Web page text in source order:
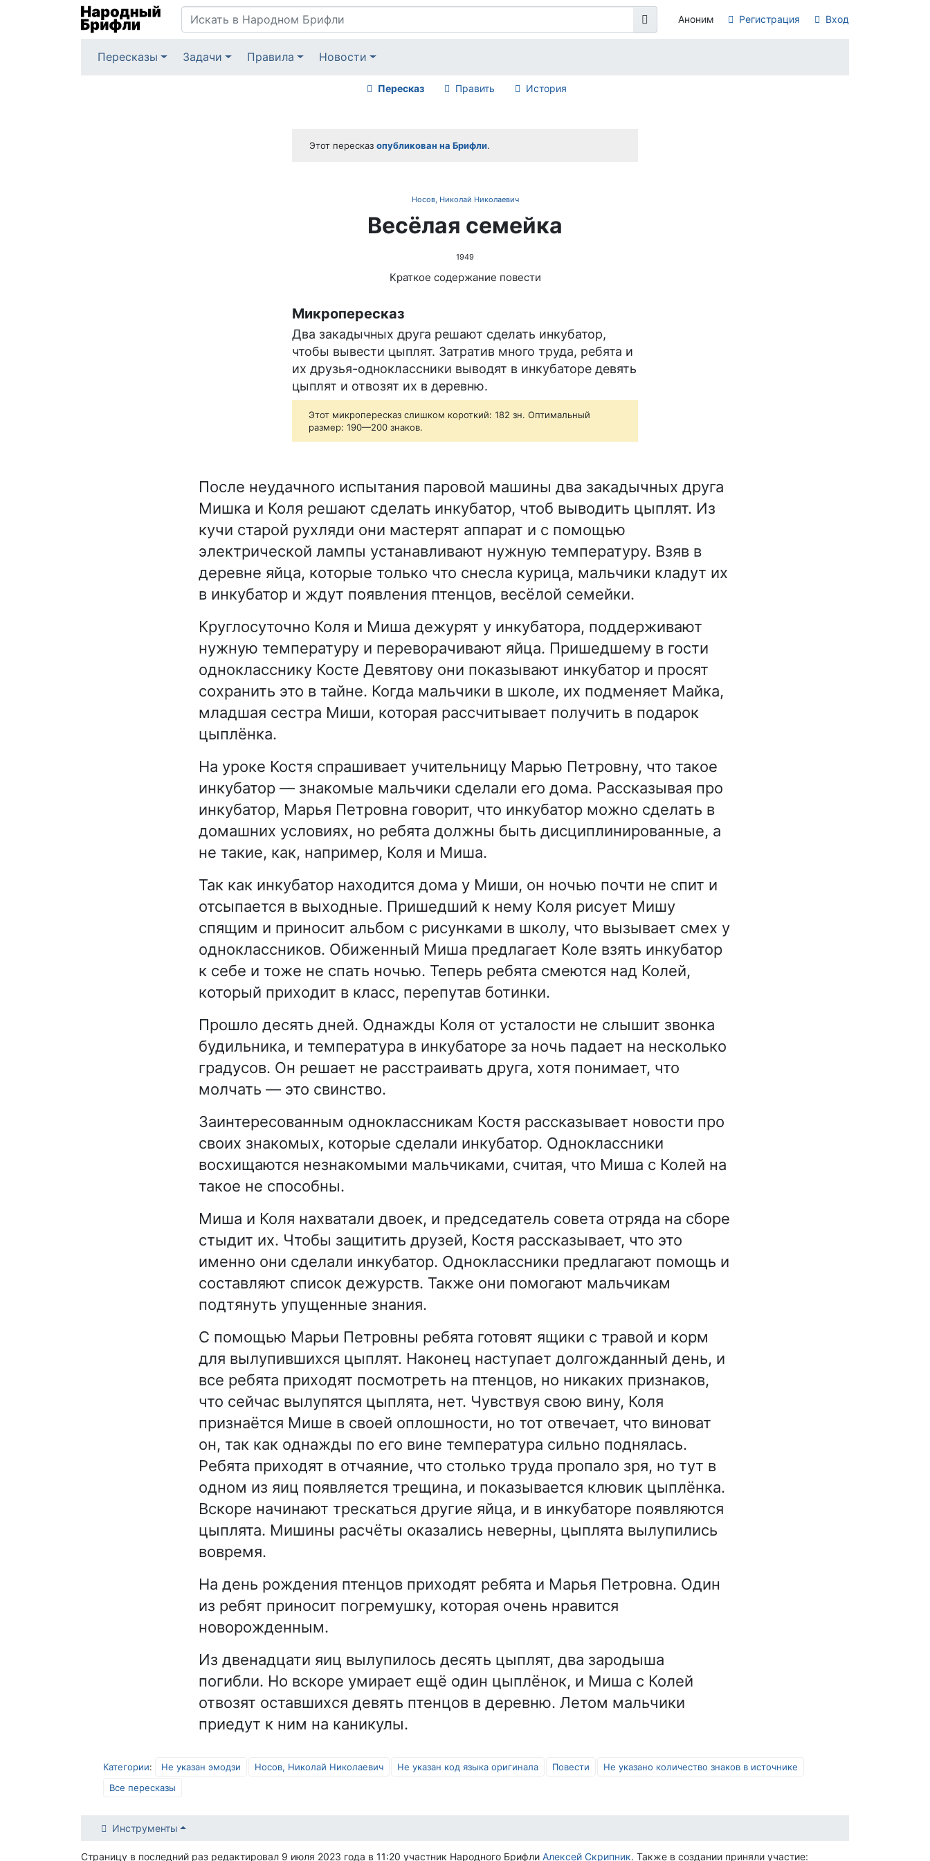
Аноним Регистрация Вход
Пересказы Задачи Правила Новости
Пересказ Править История
Этот пересказ опубликован на Брифли.
Носов, Николай Николаевич
Весёлая семейка
1949
Краткое содержание повести
Микропересказ
Два закадычных друга решают сделать инкубатор,
чтобы вывести цыплят. Затратив много труда, ребята и
их друзья-одноклассники выводят в инкубаторе девять
цыплят и отвозят их в деревню.
Этот микропересказ слишком короткий: 182 зн. Оптимальный
размер: 190—200 знаков.
После неудачного испытания паровой машины два закадычных друга
Мишка и Коля решают сделать инкубатор, чтоб выводить цыплят. Из
кучи старой рухляди они мастерят аппарат и с помощью
электрической лампы устанавливают нужную температуру. Взяв в
деревне яйца, которые только что снесла курица, мальчики кладут их
в инкубатор и ждут появления птенцов, весёлой семейки.
Круглосуточно Коля и Миша дежурят у инкубатора, поддерживают
нужную температуру и переворачивают яйца. Пришедшему в гости
однокласснику Косте Девятову они показывают инкубатор и просят
сохранить это в тайне. Когда мальчики в школе, их подменяет Майка,
младшая сестра Миши, которая рассчитывает получить в подарок
цыплёнка.
На уроке Костя спрашивает учительницу Марью Петровну, что такое
инкубатор — знакомые мальчики сделали его дома. Рассказывая про
инкубатор, Марья Петровна говорит, что инкубатор можно сделать в
домашних условиях, но ребята должны быть дисциплинированные, а
не такие, как, например, Коля и Миша.
Так как инкубатор находится дома у Миши, он ночью почти не спит и
отсыпается в выходные. Пришедший к нему Коля рисует Мишу
спящим и приносит альбом с рисунками в школу, что вызывает смех у
одноклассников. Обиженный Миша предлагает Коле взять инкубатор
к себе и тоже не спать ночью. Теперь ребята смеются над Колей,
который приходит в класс, перепутав ботинки.
Прошло десять дней. Однажды Коля от усталости не слышит звонка
будильника, и температура в инкубаторе за ночь падает на несколько
градусов. Он решает не расстраивать друга, хотя понимает, что
молчать — это свинство.
Заинтересованным одноклассникам Костя рассказывает новости про
своих знакомых, которые сделали инкубатор. Одноклассники
восхищаются незнакомыми мальчиками, считая, что Миша с Колей на
такое не способны.
Миша и Коля нахватали двоек, и председатель совета отряда на сборе
стыдит их. Чтобы защитить друзей, Костя рассказывает, что это
именно они сделали инкубатор. Одноклассники предлагают помощь и
составляют список дежурств. Также они помогают мальчикам
подтянуть упущенные знания.
С помощью Марьи Петровны ребята готовят ящики с травой и корм
для вылупившихся цыплят. Наконец наступает долгожданный день, и
все ребята приходят посмотреть на птенцов, но никаких признаков,
что сейчас вылупятся цыплята, нет. Чувствуя свою вину, Коля
признаётся Мише в своей оплошности, но тот отвечает, что виноват
он, так как однажды по его вине температура сильно поднялась.
Ребята приходят в отчаяние, что столько труда пропало зря, но тут в
одном из яиц появляется трещина, и показывается клювик цыплёнка.
Вскоре начинают трескаться другие яйца, и в инкубаторе появляются
цыплята. Мишины расчёты оказались неверны, цыплята вылупились
вовремя.
На день рождения птенцов приходят ребята и Марья Петровна. Один
из ребят приносит погремушку, которая очень нравится
новорожденным.
Из двенадцати яиц вылупилось десять цыплят, два зародыша
погибли. Но вскоре умирает ещё один цыплёнок, и Миша с Колей
отвозят оставшихся девять птенцов в деревню. Летом мальчики
приедут к ним на каникулы.
Категории: Не указан эмодзи Носов, Николай Николаевич Не указан код языка оригинала Повести
Не указано количество знаков в источнике
Все пересказы
Инструменты
Страницу в последний раз редактировал 9 июля 2023 года в 11:20 участник Народного Брифли Алексей Скрипник. Также в создании приняли участие: